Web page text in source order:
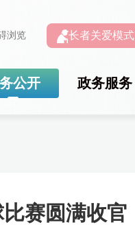
浏览 长者关爱模式
公开 政务服务
赛圆满收官